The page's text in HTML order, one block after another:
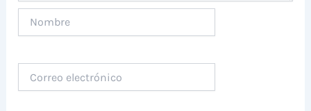
electrónico